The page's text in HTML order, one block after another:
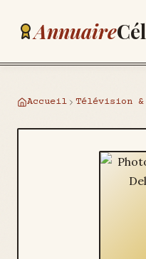
Annuaire
Accueil Télévision &